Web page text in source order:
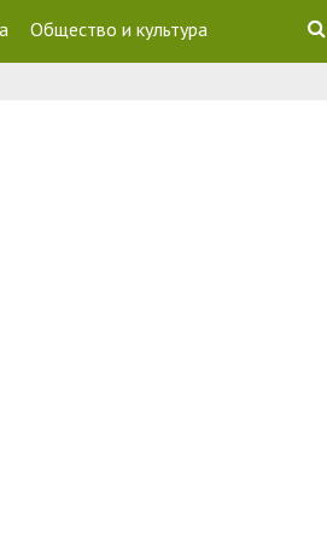
Общество и культура